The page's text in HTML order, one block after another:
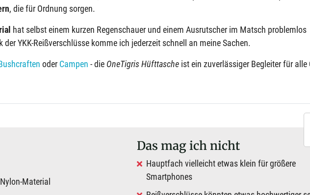
, die für Ordnung sorgen.
hat selbst einem kurzen Regenschauer und einem Ausrutscher im Matsch problemlos
YKK-Reißverschlüsse komme ich jederzeit schnell an meine Sachen.
oder Campen - die OneTigris Hüfttasche ist ein zuverlässiger Begleiter für alle
Material
Das mag ich nicht
Hauptfach vielleicht etwas klein für größere
Smartphones